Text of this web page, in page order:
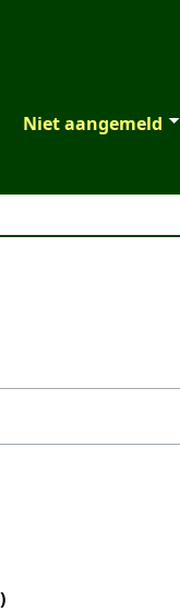
Niet aangemeld